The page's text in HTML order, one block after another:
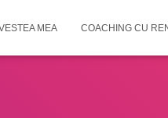
MEA COACHING CU